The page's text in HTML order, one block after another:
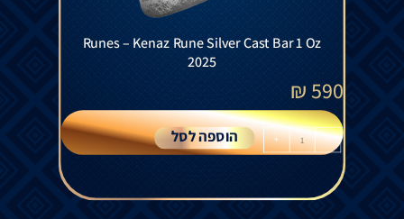
Runes – Kenaz Rune Silver Cast Bar 1 Oz
2025
590
₪
-
+ הוספה לסל